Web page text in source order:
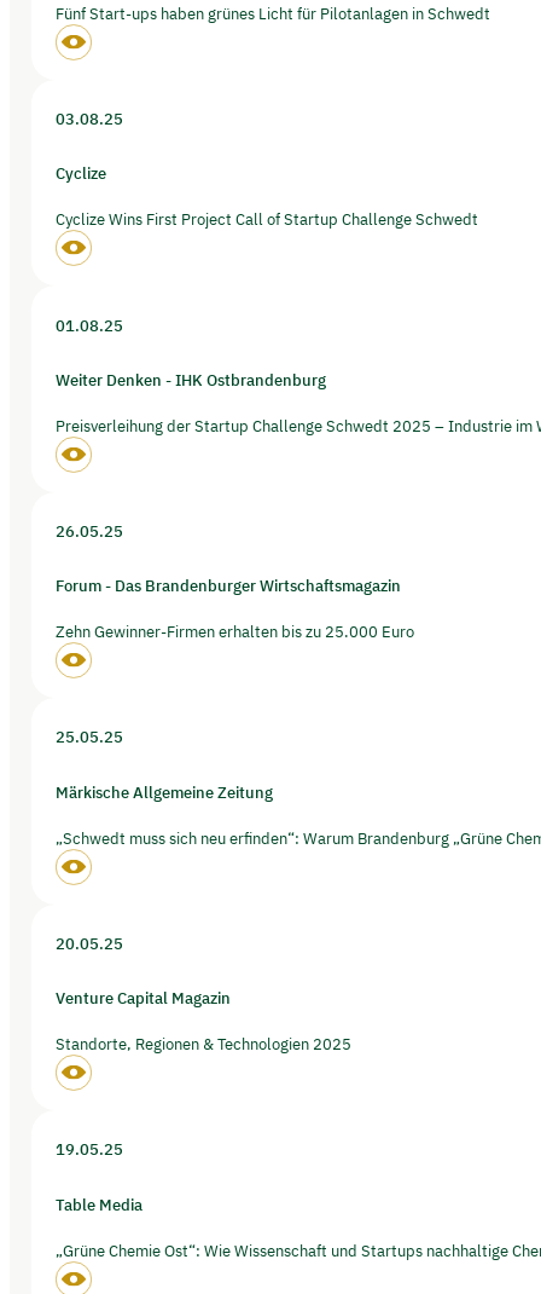
Fünf Start-ups haben grünes Licht für Pilotanlagen in Schwedt
03.08.25
Cyclize
Cyclize Wins First Project Call of Startup Challenge Schwedt
01.08.25
Weiter Denken - IHK Ostbrandenburg
Preisverleihung der Startup Challenge Schwedt 2025 – Industrie im
26.05.25
Forum - Das Brandenburger Wirtschaftsmagazin
Zehn Gewinner-Firmen erhalten bis zu 25.000 Euro
25.05.25
Märkische Allgemeine Zeitung
„Schwedt muss sich neu erfinden“: Warum Brandenburg „Grüne
20.05.25
Venture Capital Magazin
Standorte, Regionen & Technologien 2025
19.05.25
Table Media
„Grüne Chemie Ost“: Wie Wissenschaft und Startups nachhaltige